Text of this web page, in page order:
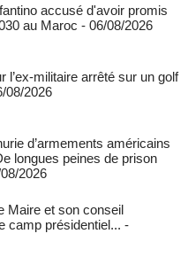
accusé d'avoir promis
au Maroc - 06/08/2026
l’ex-militaire arrêté sur un golf
08/2026
d’armements américains
longues peines de prison
2026
Maire et son conseil
camp présidentiel... -